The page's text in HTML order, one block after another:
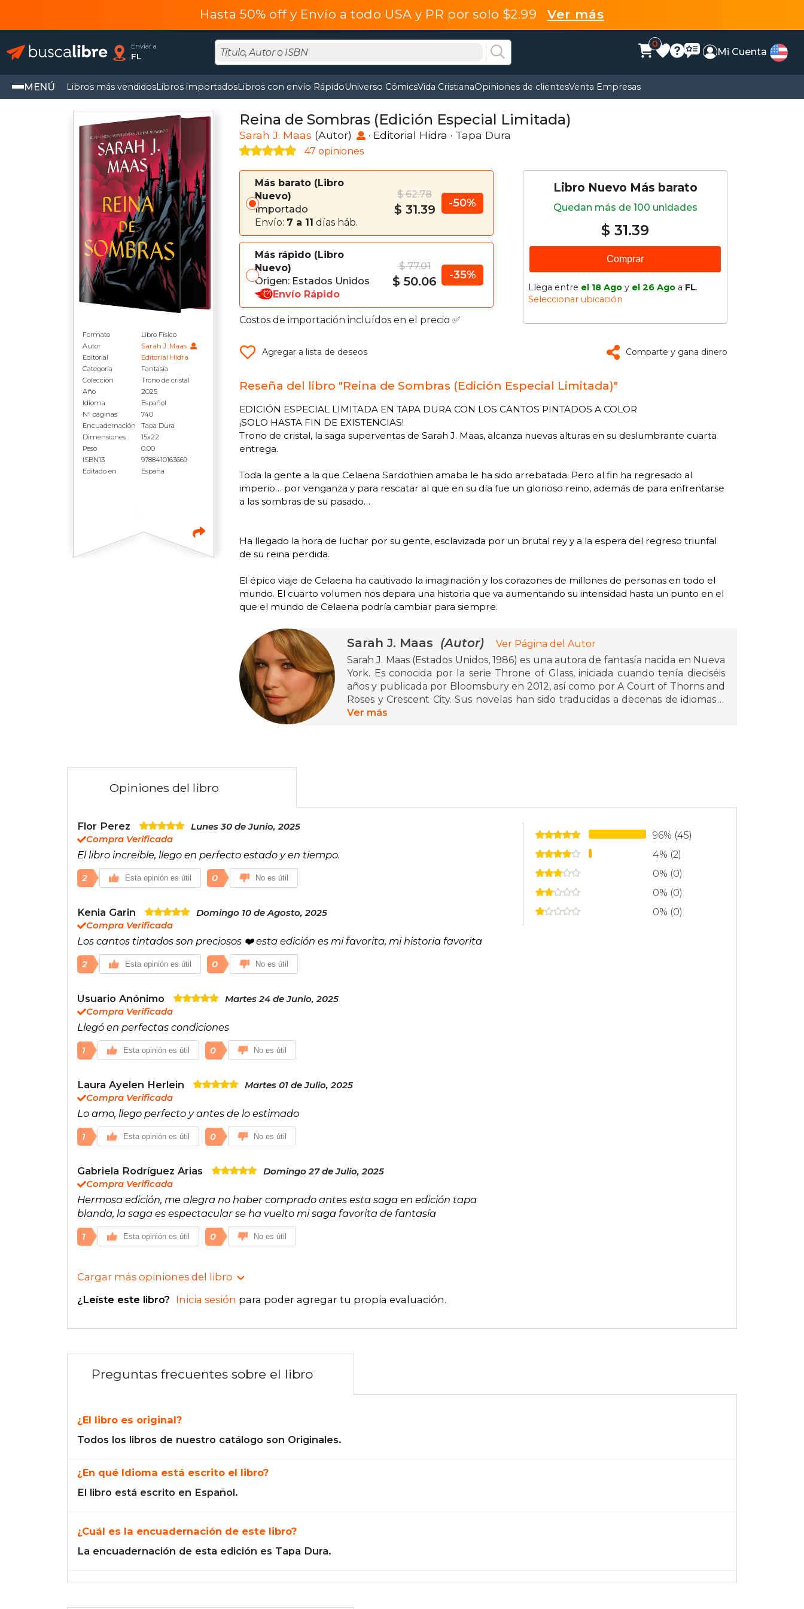
Hasta 50% off y Envío a todo USA y PR por solo $2.99 Ver más
Enviar a
FL
0
Mi Cuenta
MENÚ Libros más vendidosLibros importadosLibros con envío RápidoUniverso CómicsVida CristianaOpiniones de clientesVenta Empresas
Formato
Libro Físico
Autor
Sarah J. Maas
Editorial
Editorial Hidra
Categoría
Fantasía
Colección
Trono de cristal
Año
2025
Idioma
Español
N° páginas
740
Encuadernación
Tapa Dura
Dimensiones
15x22
Peso
0.00
ISBN13
9788410163669
Editado en
España
Reina de Sombras (Edición Especial Limitada)
Sarah J. Maas (Autor) · Editorial Hidra · Tapa Dura
47 opiniones
Más barato
Libro
Nuevo
Importado
Envío: 7 a 11 días háb.
$ 62.78
$ 31.39 -50%
Más rápido
Libro
Nuevo
Origen: Estados Unidos
Envío Rápido
$ 77.01
$ 50.06 -35%
Costos de importación incluídos en el precio ✅
Libro Nuevo Más barato
Quedan más de 100 unidades
$ 31.39
Comprar
Llega entre el 18 Ago y el 26 Ago a FL.
Seleccionar ubicación
Agregar a lista de deseos Comparte y gana dinero
Reseña del libro "Reina de Sombras (Edición Especial Limitada)"
EDICIÓN ESPECIAL LIMITADA EN TAPA DURA CON LOS CANTOS PINTADOS A COLOR
¡SOLO HASTA FIN DE EXISTENCIAS!
Trono de cristal, la saga superventas de Sarah J. Maas, alcanza nuevas alturas en su deslumbrante cuarta
entrega.
Toda la gente a la que Celaena Sardothien amaba le ha sido arrebatada. Pero al fin ha regresado al
imperio… por venganza y para rescatar al que en su día fue un glorioso reino, además de para enfrentarse
a las sombras de su pasado…
Ha llegado la hora de luchar por su gente, esclavizada por un brutal rey y a la espera del regreso triunfal
de su reina perdida.
El épico viaje de Celaena ha cautivado la imaginación y los corazones de millones de personas en todo el
mundo. El cuarto volumen nos depara una historia que va aumentando su intensidad hasta un punto en el
que el mundo de Celaena podría cambiar para siempre.
Sarah J. Maas (Autor)
Ver Página del Autor
Sarah J. Maas (Estados Unidos, 1986) es una autora de fantasía nacida en Nueva
York. Es conocida por la serie Throne of Glass, iniciada cuando tenía dieciséis
años y publicada por Bloomsbury en 2012, así como por A Court of Thorns and
Roses y Crescent City. Sus novelas han sido traducidas a decenas de idiomas y
han figurado en las listas de los más vendidos del New York Times. Maas es
Ver más
Opiniones del libro
Flor Perez
Lunes 30 de Junio, 2025
Compra Verificada
El libro increible, llego en perfecto estado y en tiempo.
2 Esta opinión es útil 0 No es útil
Kenia Garin
Domingo 10 de Agosto, 2025
Compra Verificada
Los cantos tintados son preciosos ❤️ esta edición es mi favorita, mi historia favorita
2 Esta opinión es útil 0 No es útil
Usuario Anónimo
Martes 24 de Junio, 2025
Compra Verificada
Llegó en perfectas condiciones
1 Esta opinión es útil 0 No es útil
Laura Ayelen Herlein
Martes 01 de Julio, 2025
Compra Verificada
Lo amo, llego perfecto y antes de lo estimado
1 Esta opinión es útil 0 No es útil
Gabriela Rodríguez Arias
Domingo 27 de Julio, 2025
Compra Verificada
Hermosa edición, me alegra no haber comprado antes esta saga en edición tapa
blanda, la saga es espectacular se ha vuelto mi saga favorita de fantasía
1 Esta opinión es útil 0 No es útil
Cargar más opiniones del libro
¿Leíste este libro? Inicia sesión para poder agregar tu propia evaluación.
96% (45)
4% (2)
0% (0)
0% (0)
0% (0)
Preguntas frecuentes sobre el libro
¿El libro es original?
Todos los libros de nuestro catálogo son Originales.
¿En qué Idioma está escrito el libro?
El libro está escrito en Español.
¿Cuál es la encuadernación de este libro?
La encuadernación de esta edición es Tapa Dura.